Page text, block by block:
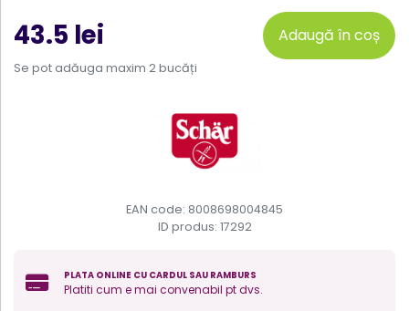
43.5 lei Adaugă în coș
Se pot adăuga maxim 2 bucăți
EAN code: 8008698004845
ID produs: 17292
PLATA ONLINE CU CARDUL SAU RAMBURS
Platiti cum e mai convenabil pt dvs.